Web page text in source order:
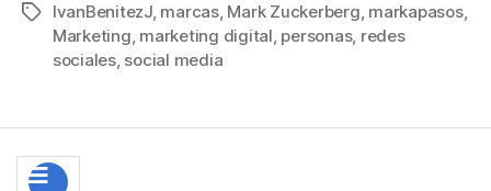
IvanBenitezJ, marcas, Mark Zuckerberg, markapasos,
Marketing, marketing digital, personas, redes
sociales, social media